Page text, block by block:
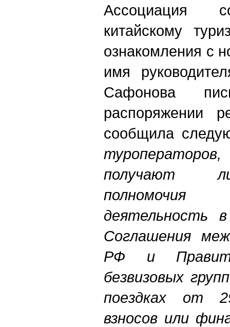
Ассоциация
китайскому
ознакомления с
имя
Сафонова
распоряжении
сообщила
получают
деятельность
Соглашения
РФ и
безвизовых
поездках от
взносов или